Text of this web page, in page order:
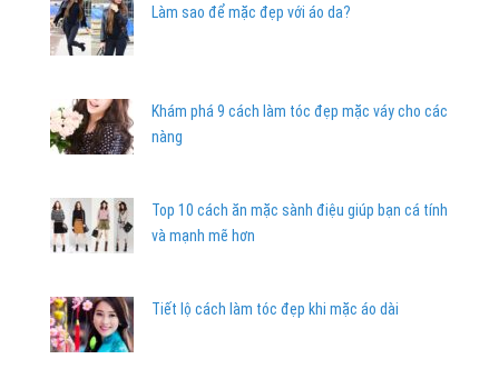
Làm sao để mặc đẹp với áo da?
Khám phá 9 cách làm tóc đẹp mặc váy cho các
nàng
Top 10 cách ăn mặc sành điệu giúp bạn cá tính
và mạnh mẽ hơn
Tiết lộ cách làm tóc đẹp khi mặc áo dài